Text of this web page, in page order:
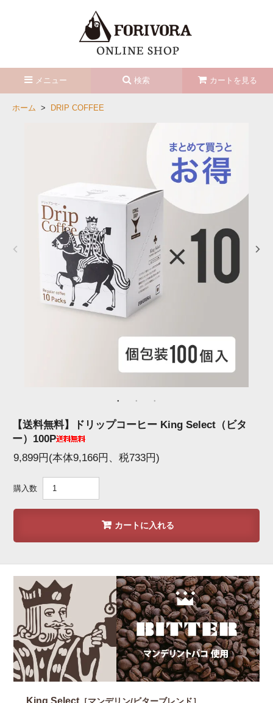
メニュー 検索 カートを見る
ホーム > DRIP COFFEE
【送料無料】ドリップコーヒー King Select（ビタ
ー）100P
9,899円(本体9,166円、税733円)
購入数
カートに入れる